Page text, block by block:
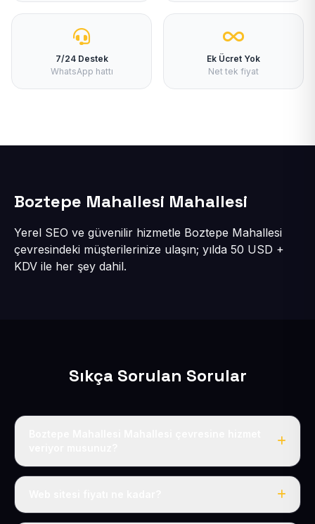
7/24 Destek
WhatsApp hattı
Ek Ücret Yok
Net tek fiyat
Boztepe Mahallesi Mahallesi
Yerel SEO ve güvenilir hizmetle Boztepe Mahallesi
çevresindeki müşterilerinize ulaşın; yılda 50 USD +
KDV ile her şey dahil.
Sıkça Sorulan Sorular
Evet, Boztepe Mahallesi dahil tüm Yeni Mahalle ve
Tek fiyat: yılda 50 USD + KDV, her şey dahil.